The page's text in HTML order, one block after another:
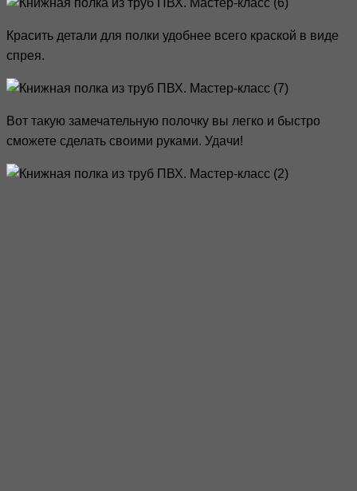
Красить детали для полки удобнее всего краской в виде
спрея.
Вот такую замечательную полочку вы легко и быстро
сможете сделать своими руками. Удачи!